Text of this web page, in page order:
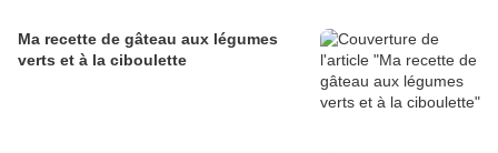
Ma recette de gâteau aux légumes
verts et à la ciboulette